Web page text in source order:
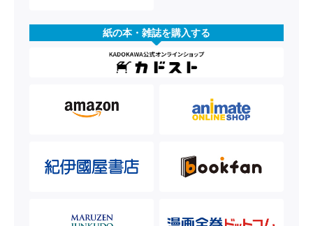
紙の本・雑誌を購入する